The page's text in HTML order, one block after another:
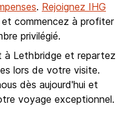
. Rejoignez IHG
et commencez à profiter
privilégié.
à Lethbridge et repartez
lors de votre visite.
dès aujourd'hui et
voyage exceptionnel.